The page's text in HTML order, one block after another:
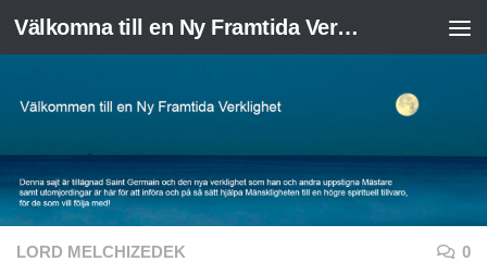
Skip to content Välkomna till en Ny Framtida Verklighet
LORD MELCHIZEDEK 0